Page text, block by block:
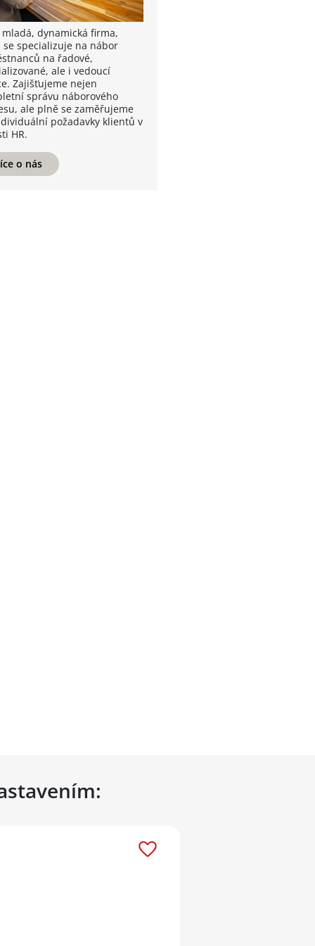
mladá, dynamická firma,
se specializuje na nábor
na řadové,
ale i vedoucí
Zajišťujeme nejen
správu náborového
ale plně se zaměřujeme
požadavky klientů v
HR.
o nás